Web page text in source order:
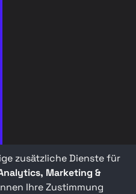
zusätzliche Dienste für
Marketing &
Ihre Zustimmung